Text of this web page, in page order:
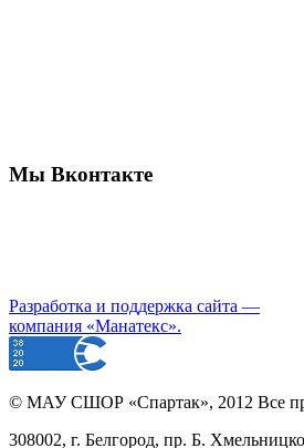
Мы Вконтакте
Разработка и поддержка сайта —
компания «Манатекс».
© МАУ СШОР «Спартак», 2012 Все
308002, г. Белгород, пр. Б.